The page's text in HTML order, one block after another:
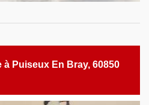
à Puiseux En Bray, 60850